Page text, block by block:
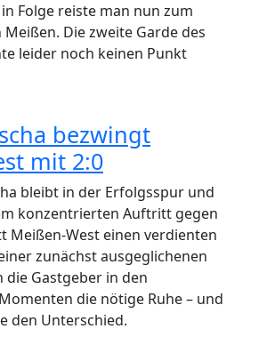
Folge reiste man nun zum
Die zweite Garde des
leider noch keinen Punkt
bezwingt
mit 2:0
bleibt in der Erfolgsspur und
konzentrierten Auftritt gegen
Meißen-West einen verdienten
zunächst ausgeglichenen
Gastgeber in den
die nötige Ruhe – und
den Unterschied.